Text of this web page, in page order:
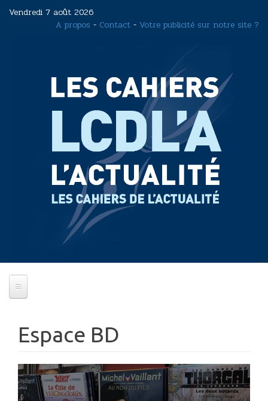
Vendredi 7 août 2026
A propos - Contact - Votre publicité sur notre site ?
Espace BD